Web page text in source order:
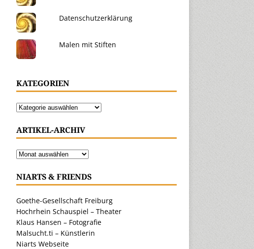
Datenschutzerklärung
Malen mit Stiften
KATEGORIEN
ARTIKEL-ARCHIV
NIARTS & FRIENDS
Goethe-Gesellschaft Freiburg
Hochrhein Schauspiel – Theater
Klaus Hansen – Fotografie
Malsucht.ti – Künstlerin
Niarts Webseite